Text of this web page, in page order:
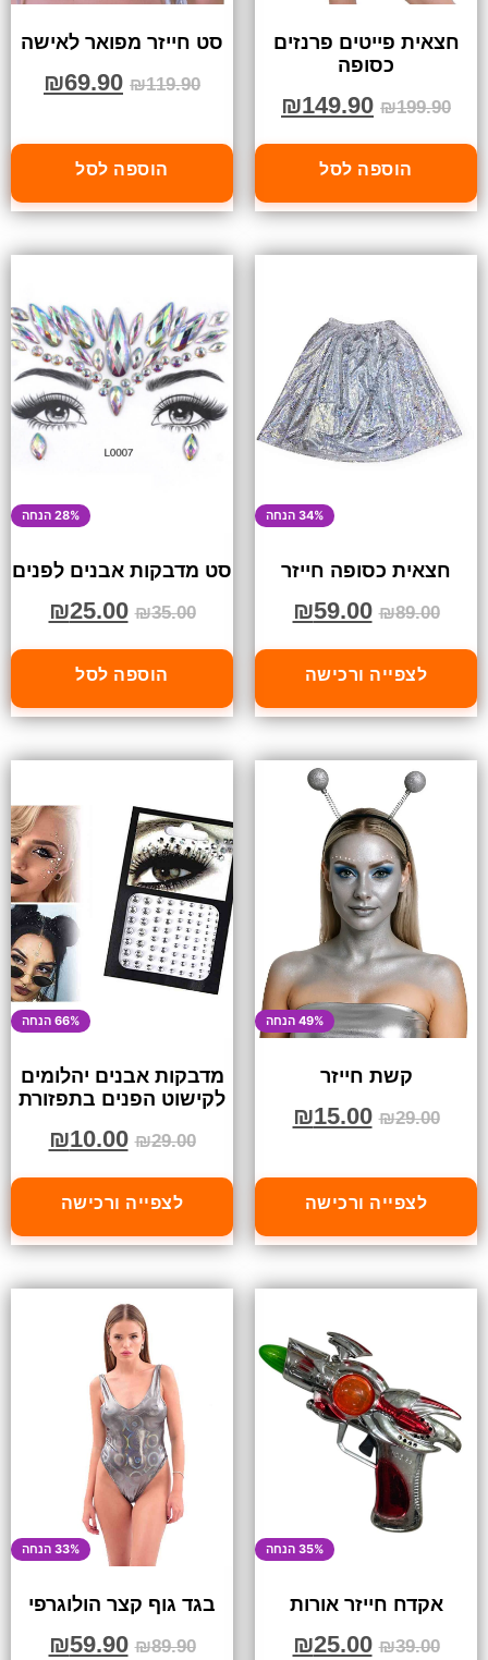
חצאית פייטים פרנזים
כסופה
₪199.90
₪149.90
הוספה לסל
סט חייזר מפואר לאישה
₪119.90
₪69.90
הוספה לסל
34% הנחה
חצאית כסופה חייזר
₪89.00
₪59.00
לצפייה ורכישה
28% הנחה
סט מדבקות אבנים לפנים
₪35.00
₪25.00
הוספה לסל
49% הנחה
קשת חייזר
₪29.00
₪15.00
לצפייה ורכישה
66% הנחה
מדבקות אבנים יהלומים
לקישוט הפנים בתפזורת
₪29.00
₪10.00
לצפייה ורכישה
35% הנחה
אקדח חייזר אורות
₪39.00
₪25.00
33% הנחה
בגד גוף קצר הולוגרפי
₪89.90
₪59.90